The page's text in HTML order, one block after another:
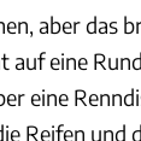
aber das
auf eine
eine
Reifen und